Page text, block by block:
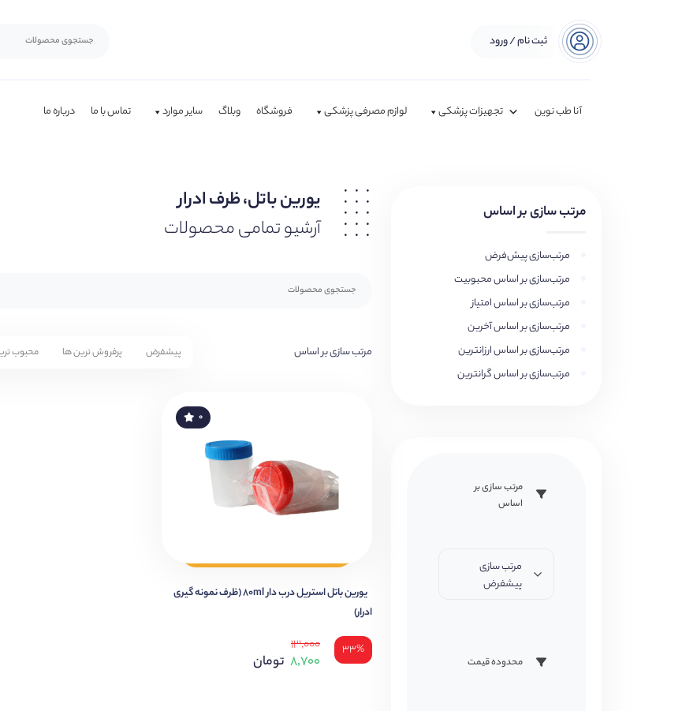
ثبت نام / ورود
آنا طب نوین تجهیزات پزشکی لوازم مصرفی پزشکی فروشگاه وبلاگ سایر موارد تماس با ما درباره ما
مرتب سازی بر اساس
مرتب‌سازی پیش‌فرض
مرتب‌سازی بر اساس محبوبیت
مرتب‌سازی بر اساس امتیاز
مرتب‌سازی بر اساس آخرین
مرتب‌سازی بر اساس ارزانترین
مرتب‌سازی بر اساس گرانترین
مرتب سازی بر
اساس
مرتب سازی
پیشفرض
محدوده قیمت
یورین باتل، ظرف ادرار
آرشیو تمامی محصولات
مرتب سازی بر اساس پیشفرض پرفروش ترین ها محبوب
۰
یورین باتل استریل درب دار 80ml (ظرف نمونه گیری
ادرار)
۳۳% ۱۳,۰۰۰
۸,۷۰۰ تومان